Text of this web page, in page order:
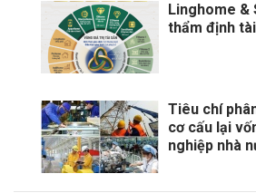
Linghome &
thẩm định
Tiêu chí
cơ cấu lại
nghiệp nhà